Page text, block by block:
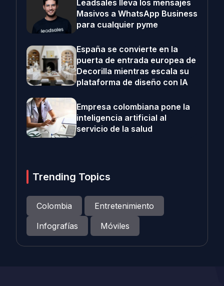
Leadsales lleva los mensajes
Masivos a WhatsApp Business
para cualquier pyme
España se convierte en la
puerta de entrada europea de
Decorilla mientras escala su
plataforma de diseño con IA
Empresa colombiana pone la
inteligencia artificial al
servicio de la salud
Trending Topics
Colombia
Entretenimiento
Infografías
Móviles